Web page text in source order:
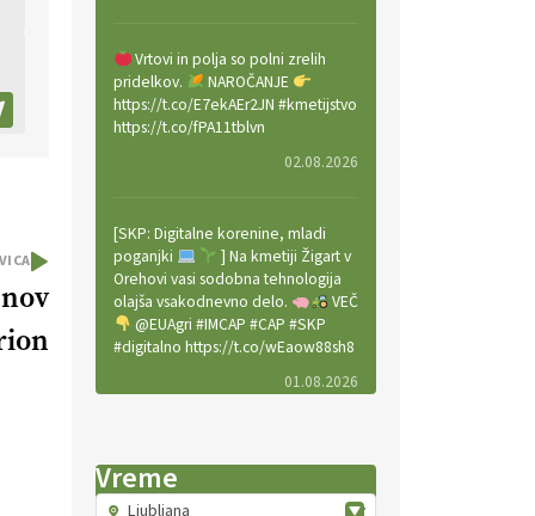
Vrtovi in polja so polni zrelih
pridelkov.
NAROČANJE
https://t.co/E7ekAEr2JN #kmetijstvo
https://t.co/fPA11tblvn
02.08.2026
[SKP: Digitalne korenine, mladi
poganjki
] Na kmetiji Žigart v
Orehovi vasi sodobna tehnologija
olajša vsakodnevno delo.
VEČ
@EUAgri #IMCAP #CAP #SKP
#digitalno https://t.co/wEaow88sh8
01.08.2026
ekološko vinsko posestvo Fedora
na Krasu.
VEČ
Vreme
Ljubljana